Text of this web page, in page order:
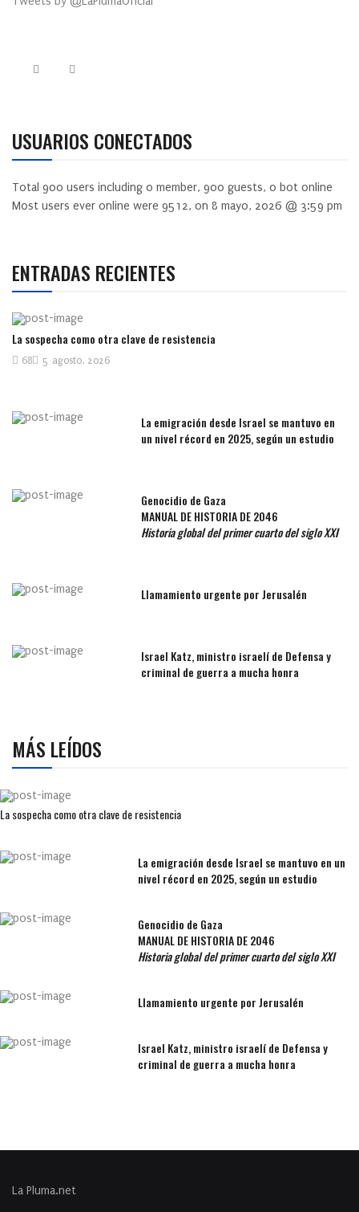
USUARIOS CONECTADOS
Total 900 users including 0 member, 900 guests, 0 bot online
Most users ever online were 9512, on 8 mayo, 2026 @ 3:59 pm
ENTRADAS RECIENTES
La sospecha como otra clave de resistencia
5 agosto, 2026
68
La emigración desde Israel se mantuvo en
un nivel récord en 2025, según un estudio
Genocidio de Gaza
MANUAL DE HISTORIA DE 2046
Historia global del primer cuarto del siglo XXI
Llamamiento urgente por Jerusalén
Israel Katz, ministro israelí de Defensa y
criminal de guerra a mucha honra
MÁS LEÍDOS
La sospecha como otra clave de resistencia
La emigración desde Israel se mantuvo en un
nivel récord en 2025, según un estudio
Genocidio de Gaza
MANUAL DE HISTORIA DE 2046
Historia global del primer cuarto del siglo XXI
Llamamiento urgente por Jerusalén
Israel Katz, ministro israelí de Defensa y
criminal de guerra a mucha honra
La Pluma.net